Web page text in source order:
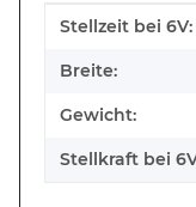
Wert
Stellzeit bei 6V:
Breite:
Gewicht:
Stellkraft bei